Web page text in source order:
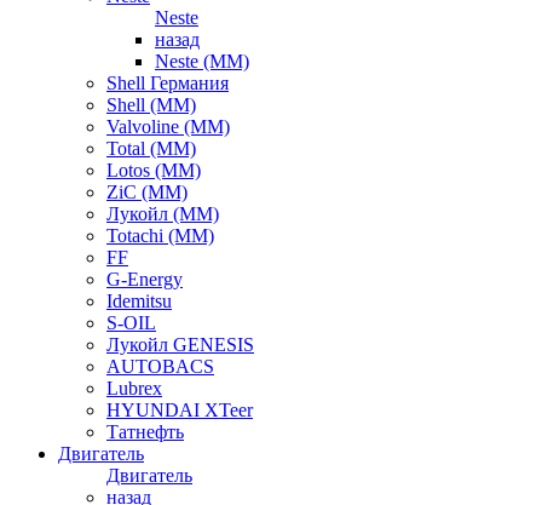
Neste
назад
Neste (ММ)
Shell Германия
Shell (ММ)
Valvoline (ММ)
Total (ММ)
Lotos (ММ)
ZiC (ММ)
Лукойл (ММ)
Totachi (MM)
FF
G-Energy
Idemitsu
S-OIL
Лукойл GENESIS
AUTOBACS
Lubrex
HYUNDAI XTeer
Татнефть
Двигатель
Двигатель
назад